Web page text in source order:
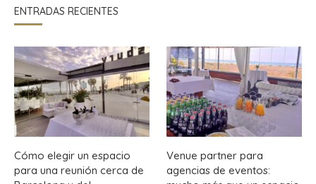
ENTRADAS RECIENTES
Cómo elegir un espacio
para una reunión cerca de
Venue partner para
agencias de eventos: